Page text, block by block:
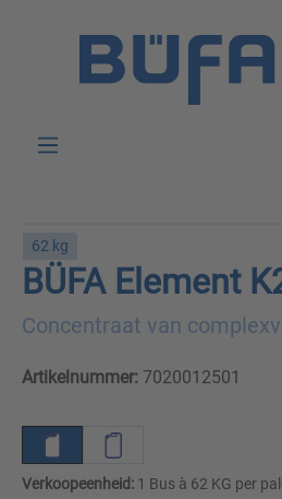
62 kg
BÜFA Element
Concentraat van
Artikelnummer: 7020012501
Verkoopeenheid: 1 Bus à 62 KG per